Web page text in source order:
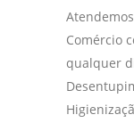
Comércio
qualquer